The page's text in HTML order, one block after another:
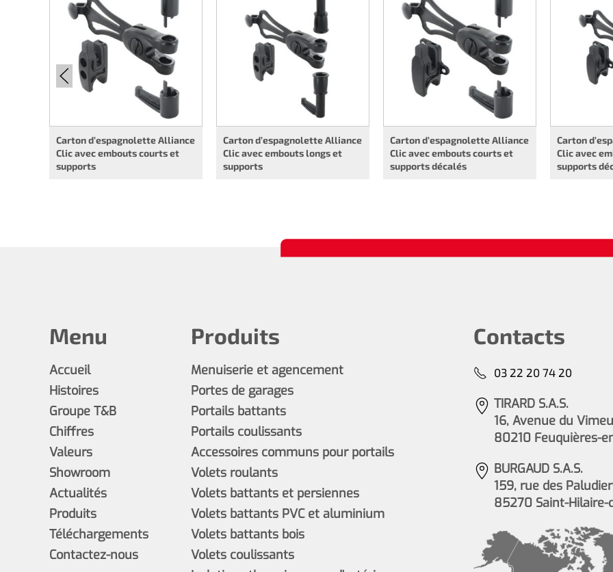
Carton d’espagnolette Alliance
Clic avec embouts courts et
supports
Carton d’espagnolette Alliance
Clic avec embouts longs et
supports
Carton d’espagnolette Alliance
Clic avec embouts courts et
supports décalés
Carton
Clic avec
supports
Produits
Menuiserie et agencement
Portes de garages
Portails battants
Portails coulissants
Accessoires communs pour portails
Volets roulants
Volets battants et persiennes
Volets battants PVC et aluminium
Volets battants bois
Volets coulissants
Menu
Accueil
Histoires
Groupe T&B
Chiffres
Valeurs
Showroom
Actualités
Produits
Téléchargements
Contactez-nous
Contacts
03 22 20 74 20
TIRARD S.A.S.
16, Avenue du
80210 Feuquières-
BURGAUD S.A.S.
159, rue des
85270 Saint-Hilaire-